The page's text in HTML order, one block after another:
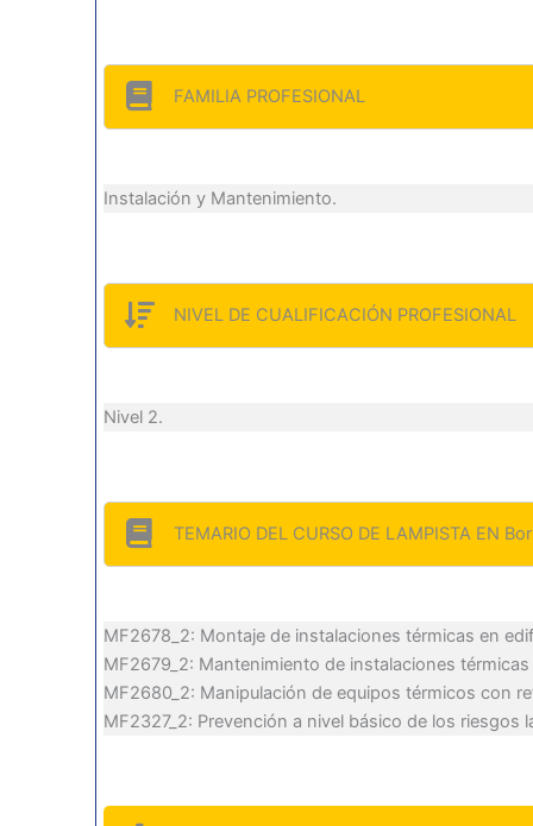
FAMILIA PROFESIONAL
Instalación y Mantenimiento.
NIVEL DE CUALIFICACIÓN PROFESIONAL
Nivel 2.
TEMARIO DEL CURSO DE LAMPISTA EN
MF2678_2: Montaje de instalaciones térmicas en
MF2679_2: Mantenimiento de instalaciones
MF2680_2: Manipulación de equipos térmicos con
MF2327_2: Prevención a nivel básico de los